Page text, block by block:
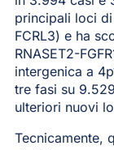
principali loci
FCRL3) e ha
RNASET2-
intergenica a
tre fasi su
ulteriori nuovi
Tecnicamente,